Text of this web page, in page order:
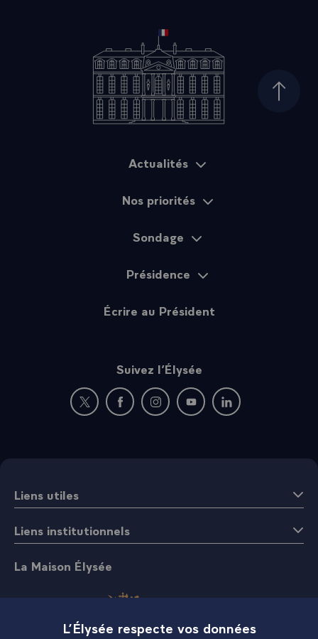
Haut
Actualités
Nos priorités
Sondage
Présidence
Écrire au Président
Suivez l’Élysée
Nouvelle fenêtre : rejoignez-nous sur Twitter
Nouvelle fenêtre : rejoignez-nous sur
Nouvelle fenêtre : rejoignez-nous
Nouvelle fenêtre :
Nouvelle fenêtre :
Liens utiles
Liens institutionnels
La Maison Élysée
L’Élysée respecte vos données